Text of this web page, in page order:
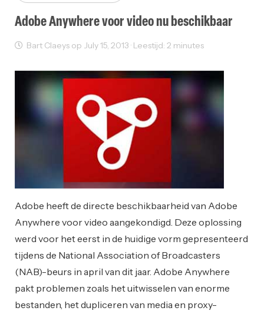
Adobe Anywhere voor video nu beschikbaar
Bart Claeys op July 15, 2013 · Leestijd: 2 minutes
Adobe heeft de directe beschikbaarheid van Adobe
Anywhere voor video aangekondigd. Deze oplossing
werd voor het eerst in de huidige vorm gepresenteerd
tijdens de National Association of Broadcasters
(NAB)-beurs in april van dit jaar. Adobe Anywhere
pakt problemen zoals het uitwisselen van enorme
bestanden, het dupliceren van media en proxy-